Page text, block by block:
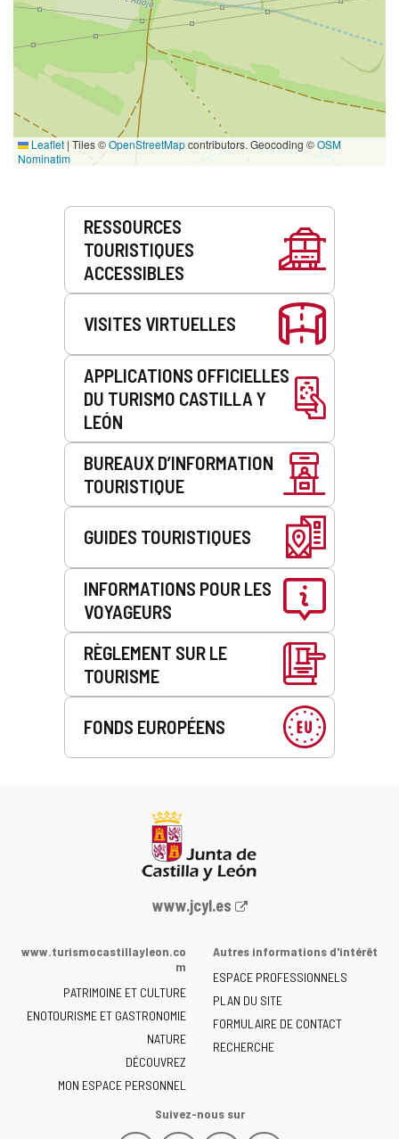
Leaflet |Tiles ©OpenStreetMapcontributors. Geocoding ©OSM
Nominatim
Prestations
RESSOURCES
TOURISTIQUES
ACCESSIBLES
VISITES VIRTUELLES
APPLICATIONS OFFICIELLES
DU TURISMO CASTILLA Y
LEÓN
BUREAUX D’INFORMATION
TOURISTIQUE
GUIDES TOURISTIQUES
INFORMATIONS POUR LES
VOYAGEURS
RÈGLEMENT SUR LE
TOURISME
FONDS EUROPÉENS
Portail
la
de
Castilla
y
León
-
www.jcyl.es
www.turismocastillayleon.co
m
PATRIMOINE ET CULTURE
ENOTOURISME ET GASTRONOMIE
NATURE
DÉCOUVREZ
MON ESPACE PERSONNEL
Autres informations d'intérêt
ESPACE PROFESSIONNELS
PLAN DU SITE
FORMULAIRE DE CONTACT
RECHERCHE
Suivez-nous sur